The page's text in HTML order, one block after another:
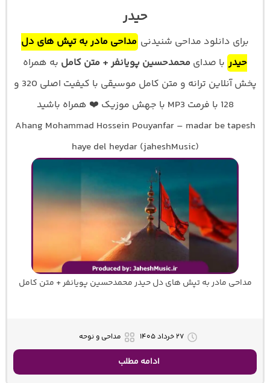
حیدر
برای دانلود مداحی شنیدنی مداحی مادر به تپش های دل
حیدر با صدای محمدحسین پویانفر + متن کامل به همراه
پخش آنلاین ترانه و متن کامل موسیقی با کیفیت اصلی 320 و
128 با فرمت MP3 با جهش موزیک ❤️ همراه باشید
Ahang Mohammad Hossein Pouyanfar – madar be tapesh
haye del heydar (jaheshMusic)
مداحی مادر به تپش های دل حیدر محمدحسین پویانفر + متن کامل
۲۷ خرداد ۱۴۰۵ مداحی و نوحه
ادامه مطلب